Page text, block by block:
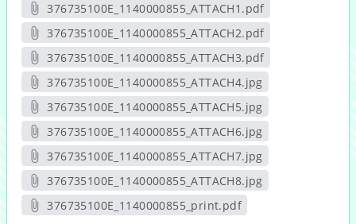
376735100E_1140000855_ATTACH1.pdf
另開新視窗
376735100E_1140000855_ATTACH2.pdf
另開新視窗
376735100E_1140000855_ATTACH3.pdf
另開新視窗
376735100E_1140000855_ATTACH4.jpg
另開新視窗
376735100E_1140000855_ATTACH5.jpg
另開新視窗
376735100E_1140000855_ATTACH6.jpg
另開新視窗
376735100E_1140000855_ATTACH7.jpg
另開新視窗
376735100E_1140000855_ATTACH8.jpg
另開新視窗
376735100E_1140000855_print.pdf